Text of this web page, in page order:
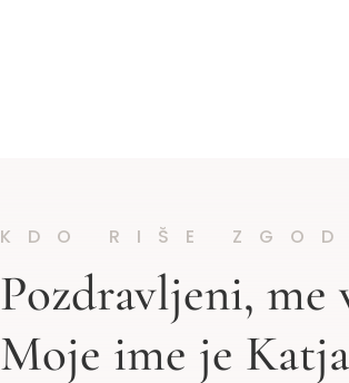
KDO RIŠE
Pozdravljeni, me
Moje ime je